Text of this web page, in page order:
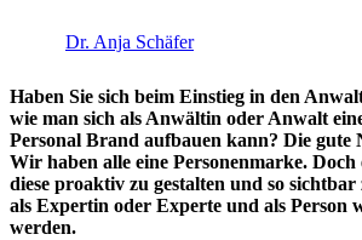
Dr. Anja Schäfer
Haben Sie sich beim Einstieg in den
wie man sich als Anwältin oder Anwalt
Personal Brand aufbauen kann? Die gute
Wir haben alle eine Personenmarke. Doch
diese proaktiv zu gestalten und so sichtbar
als Expertin oder Experte und als Person
werden.